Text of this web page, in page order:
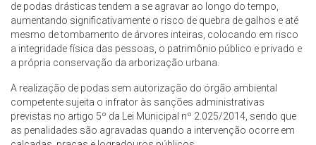
de podas drásticas tendem a se agravar ao longo do tempo,
aumentando significativamente o risco de quebra de galhos e até
mesmo de tombamento de árvores inteiras, colocando em risco
a integridade física das pessoas, o patrimônio público e privado e
a própria conservação da arborização urbana.
A realização de podas sem autorização do órgão ambiental
competente sujeita o infrator às sanções administrativas
previstas no artigo 5º da Lei Municipal nº 2.025/2014, sendo que
as penalidades são agravadas quando a intervenção ocorre em